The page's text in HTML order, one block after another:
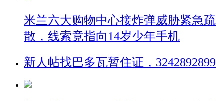
米兰六大购物中心接炸弹威胁紧急疏
散，线索竟指向14岁少年手机
新人帖找巴多瓦暂住证，3242892899